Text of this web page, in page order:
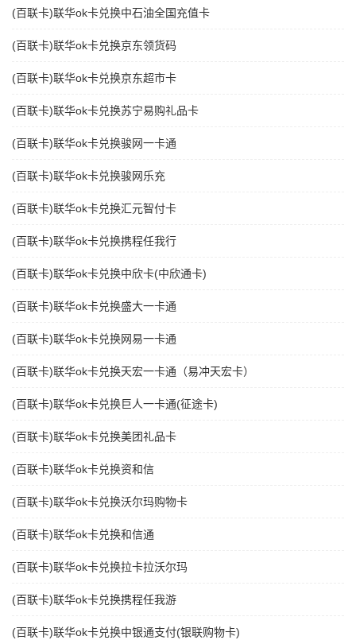
(百联卡)联华ok卡兑换中石油全国充值卡
(百联卡)联华ok卡兑换京东领货码
(百联卡)联华ok卡兑换京东超市卡
(百联卡)联华ok卡兑换苏宁易购礼品卡
(百联卡)联华ok卡兑换骏网一卡通
(百联卡)联华ok卡兑换骏网乐充
(百联卡)联华ok卡兑换汇元智付卡
(百联卡)联华ok卡兑换携程任我行
(百联卡)联华ok卡兑换中欣卡(中欣通卡)
(百联卡)联华ok卡兑换盛大一卡通
(百联卡)联华ok卡兑换网易一卡通
(百联卡)联华ok卡兑换天宏一卡通（易冲天宏卡）
(百联卡)联华ok卡兑换巨人一卡通(征途卡)
(百联卡)联华ok卡兑换美团礼品卡
(百联卡)联华ok卡兑换资和信
(百联卡)联华ok卡兑换沃尔玛购物卡
(百联卡)联华ok卡兑换和信通
(百联卡)联华ok卡兑换拉卡拉沃尔玛
(百联卡)联华ok卡兑换携程任我游
(百联卡)联华ok卡兑换中银通支付(银联购物卡)